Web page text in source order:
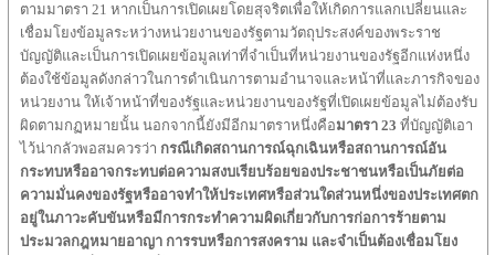
ตามมาตรา 21 หากเป็นการเปิดเผยโดยสุจริตเพื่อให้เกิดการแลกเปลี่ยนและ
เชื่อมโยงข้อมูลระหว่างหน่วยงานของรัฐตามวัตถุประสงค์ของพระราช
บัญญัติและเป็นการเปิดเผยข้อมูลเท่าที่จำเป็นที่หน่วยงานของรัฐอีกแห่งหนึ่ง
ต้องใช้ข้อมูลดังกล่าวในการดำเนินการตามอำนาจและหน้าที่และภารกิจของ
หน่วยงาน ให้เจ้าหน้าที่ของรัฐและหน่วยงานของรัฐที่เปิดเผยข้อมูลไม่ต้องรับ
ผิดตามกฏหมายนั้น นอกจากนี้ยังมีอีกมาตราหนึ่งคือมาตรา 23 ที่บัญญัติเอา
ไว้น่ากลัวพอสมควรว่า กรณีเกิดสถานการณ์ฉุกเฉินหรือสถานการณ์อัน
กระทบหรืออาจกระทบต่อความสงบเรียบร้อยของประชาชนหรือเป็นภัยต่อ
ความมั่นคงของรัฐหรืออาจทำให้ประเทศหรือส่วนใดส่วนหนึ่งของประเทศตก
อยู่ในภาวะคับขันหรือมีการกระทำความผิดเกี่ยวกับการก่อการร้ายตาม
ประมวลกฎหมายอาญา การรบหรือการสงคราม และจำเป็นต้องเชื่อมโยง